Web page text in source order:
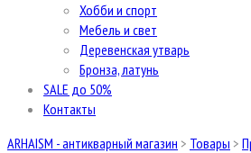
Хобби и спорт
Мебель и свет
Деревенская утварь
Бронза, латунь
SALE до 50%
Контакты
ARHAISM - антикварный магазин > Товары >